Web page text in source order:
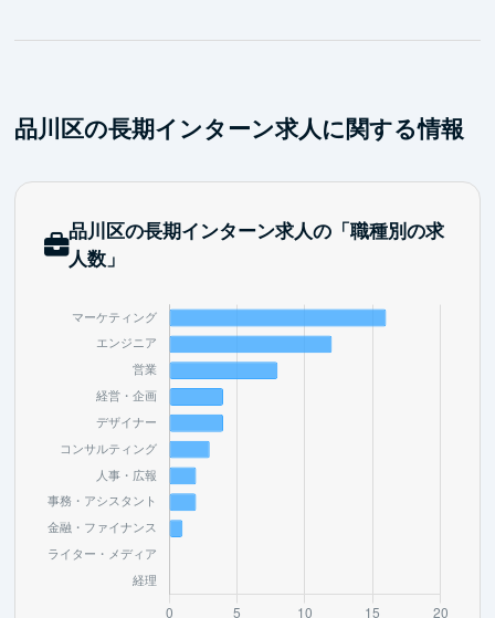
品川区の長期インターン求人に関する情報
品川区の長期インターン求人の「職種別の求
人数」